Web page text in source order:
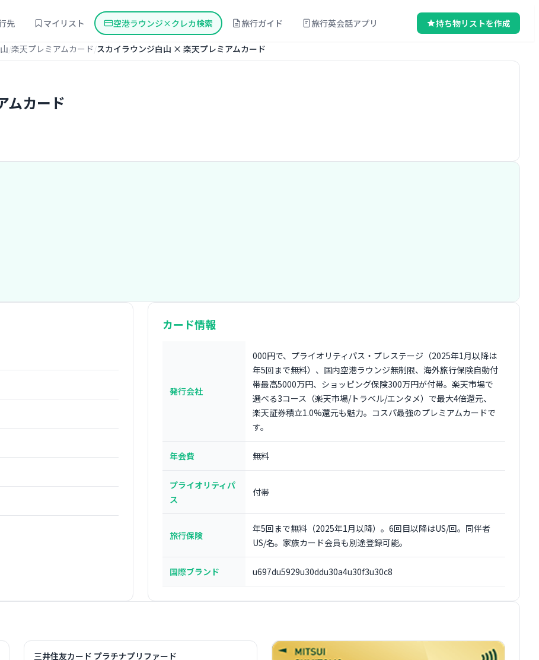
先 マイリスト 空港ラウンジ×クレカ検索 旅行ガイド 旅行英会話アプリ 持ち物リストを作成
楽天プレミアムカード スカイラウンジ白山 × 楽天プレミアムカード
ムカード
カード情報
発行会社
000円で、プライオリティパス・プレステージ（2025年1月以降は
年5回まで無料）、国内空港ラウンジ無制限、海外旅行保険自動付
帯最高5000万円、ショッピング保険300万円が付帯。楽天市場で
選べる3コース（楽天市場/トラベル/エンタメ）で最大4倍還元、
楽天証券積立1.0%還元も魅力。コスパ最強のプレミアムカードで
す。
年会費 無料
プライオリティパ
ス
付帯
旅行保険
年5回まで無料（2025年1月以降）。6回目以降はUS/回。同伴者
US/名。家族カード会員も別途登録可能。
国際ブランド u697du5929u30ddu30a4u30f3u30c8
三井住友カード プラチナプリファード